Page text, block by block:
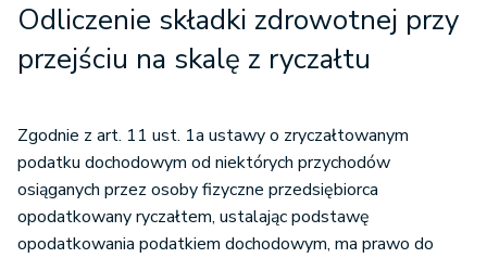
Odliczenie składki zdrowotnej przy
przejściu na skalę z ryczałtu
Zgodnie z art. 11 ust. 1a ustawy o zryczałtowanym
podatku dochodowym od niektórych przychodów
osiąganych przez osoby fizyczne przedsiębiorca
opodatkowany ryczałtem, ustalając podstawę
opodatkowania podatkiem dochodowym, ma prawo do